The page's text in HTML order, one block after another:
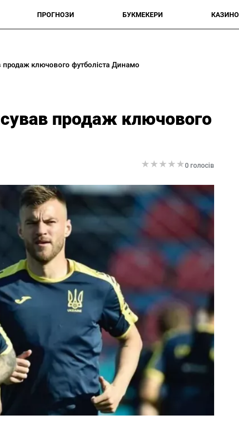
ПРОГНОЗИ БУКМЕКЕРИ КАЗИНО
ключового футболіста Динамо
продаж ключового
★★★★★
★★★★★0 голосів